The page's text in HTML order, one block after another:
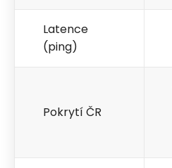
Latence
(ping)
Pokrytí ČR